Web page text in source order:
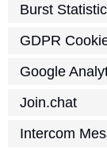
Burst
GDPR
Google
Join.chat
Intercom